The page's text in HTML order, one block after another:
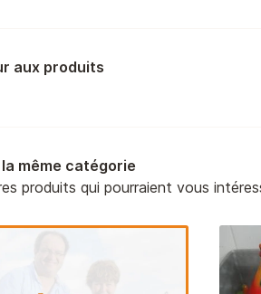
aux produits
même catégorie
produits qui pourraient vous